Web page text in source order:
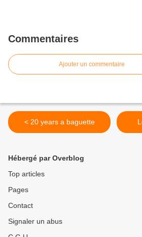
Commentaires
Ajouter un commentaire
< 20 years a baguette
Hébergé par Overblog
Top articles
Pages
Contact
Signaler un abus